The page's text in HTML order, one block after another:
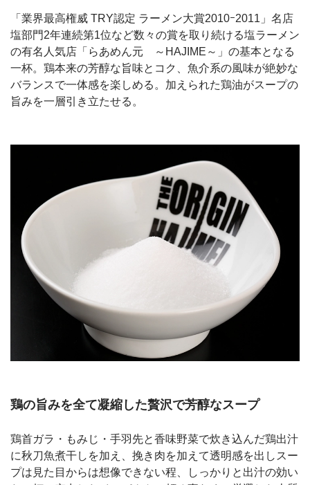
「業界最高権威 TRY認定 ラーメン大賞2010ｰ2011」名店
塩部門2年連続第1位など数々の賞を取り続ける塩ラーメン
の有名人気店「らあめん元 ～HAJIME～」の基本となる
一杯。鶏本来の芳醇な旨味とコク、魚介系の風味が絶妙な
バランスで一体感を楽しめる。加えられた鶏油がスープの
旨みを一層引き立たせる。
鶏の旨みを全て凝縮した贅沢で芳醇なスープ
鶏首ガラ・もみじ・手羽先と香味野菜で炊き込んだ鶏出汁
に秋刀魚煮干しを加え、挽き肉を加えて透明感を出しスー
プは見た目からは想像できない程、しっかりと出汁の効い